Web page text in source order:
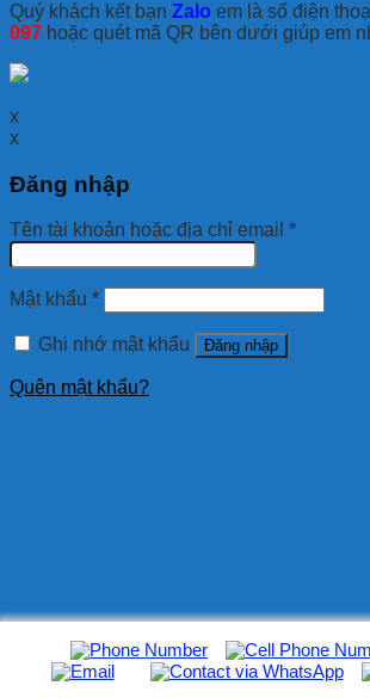
Quý khách kết bạn Zalo em là số điện
097 hoặc quét mã QR bên dưới giúp em
x
x
Đăng nhập
Tên tài khoản hoặc địa chỉ email *
Mật khẩu *
Ghi nhớ mật khẩu Đăng nhập
Quên mật khẩu?